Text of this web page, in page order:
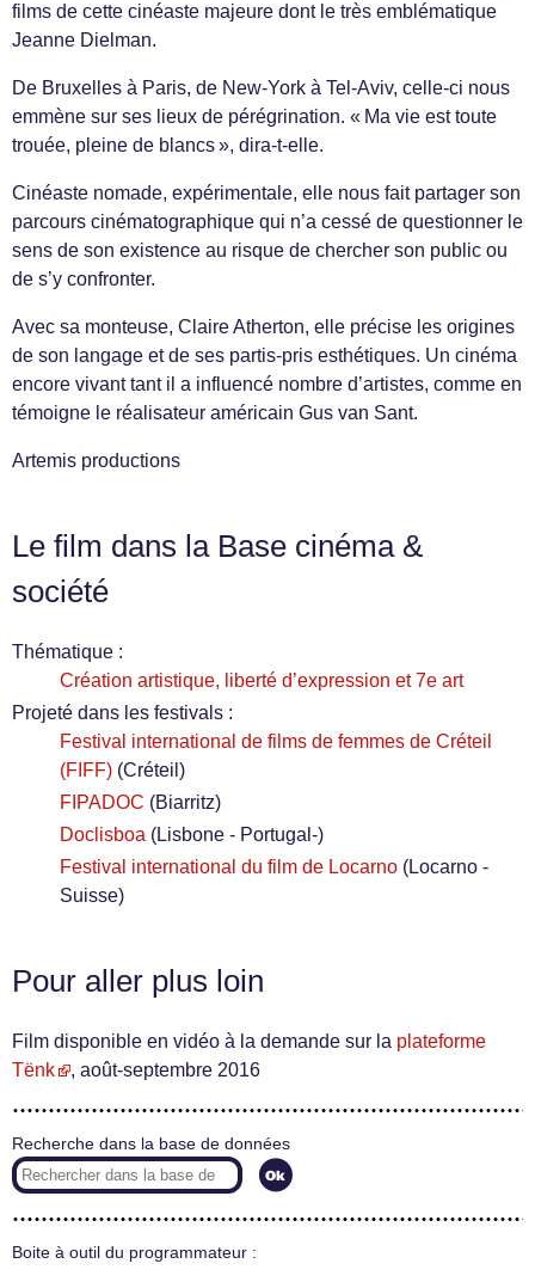
films de cette cinéaste majeure dont le très emblématique
Jeanne Dielman.
De Bruxelles à Paris, de New-York à Tel-Aviv, celle-ci nous
emmène sur ses lieux de pérégrination. « Ma vie est toute
trouée, pleine de blancs », dira-t-elle.
Cinéaste nomade, expérimentale, elle nous fait partager son
parcours cinématographique qui n’a cessé de questionner le
sens de son existence au risque de chercher son public ou
de s’y confronter.
Avec sa monteuse, Claire Atherton, elle précise les origines
de son langage et de ses partis-pris esthétiques. Un cinéma
encore vivant tant il a influencé nombre d’artistes, comme en
témoigne le réalisateur américain Gus van Sant.
Artemis productions
Le film dans la Base cinéma &
société
Thématique :
Création artistique, liberté d’expression et 7e art
Projeté dans les festivals :
Festival international de films de femmes de Créteil
(FIFF) (Créteil)
FIPADOC (Biarritz)
Doclisboa (Lisbone - Portugal-)
Festival international du film de Locarno (Locarno -
Suisse)
Pour aller plus loin
Film disponible en vidéo à la demande sur la plateforme
Tënk
, août-septembre 2016
Recherche dans la base de données
Boite à outil du programmateur :